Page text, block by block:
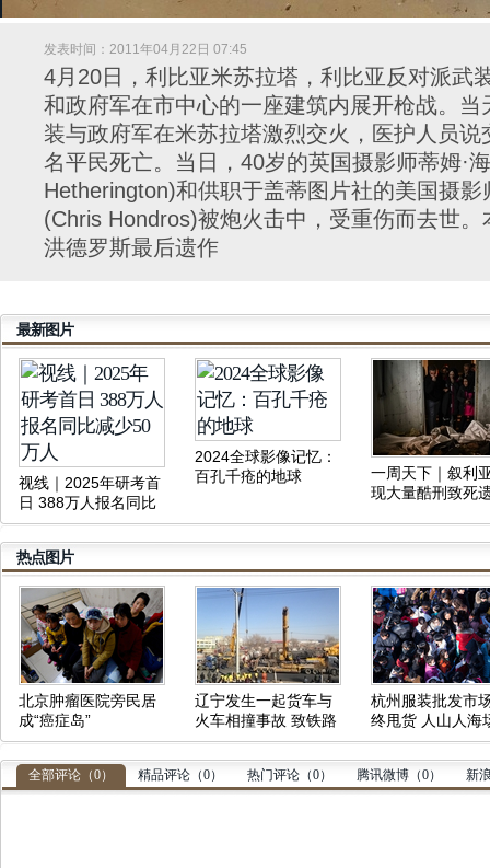
发表时间：2011年04月22日 07:45
4月20日，利比亚米苏拉塔，利比亚反对派武
和政府军在市中心的一座建筑内展开枪战。当
装与政府军在米苏拉塔激烈交火，医护人员说
名平民死亡。当日，40岁的英国摄影师蒂姆·
Hetherington)和供职于盖蒂图片社的美国摄影
(Chris Hondros)被炮火击中，受重伤而去世
洪德罗斯最后遗作
最新图片
视线｜2025年研考首
日 388万人报名同比
减少50万人
2024全球影像记忆：
百孔千疮的地球
一周天下｜叙利
现大量酷刑致死
热点图片
北京肿瘤医院旁民居
成“癌症岛”
辽宁发生一起货车与
火车相撞事故 致铁路
中断
杭州服装批发市
终甩货 人山人海
壮观
全部评论（0） 精品评论（0） 热门评论（0） 腾讯微博（0） 新